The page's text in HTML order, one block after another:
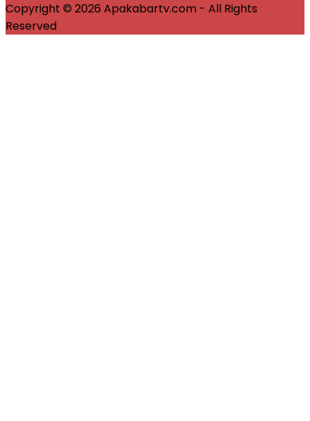
Copyright © 2026 Apakabartv.com - All Rights
Reserved